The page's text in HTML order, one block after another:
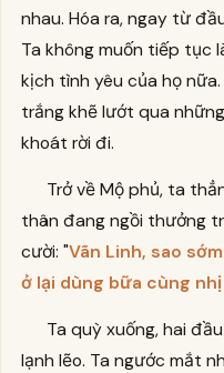
nhau. Hóa ra, ngay từ
Ta không muốn tiếp tục
kịch tình yêu của họ
trắng khẽ lướt qua
khoát rời đi.
Trở về Mộ phủ, ta
thân đang ngồi thưởng
cười: "Vãn Linh, sao
ở lại dùng bữa cùng
Ta quỳ xuống, hai
lạnh lẽo. Ta ngước mắt